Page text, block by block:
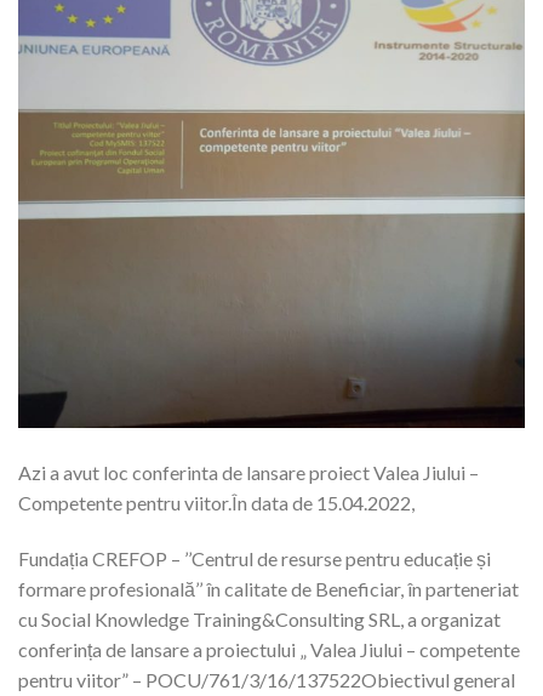
Azi a avut loc conferinta de lansare proiect Valea Jiului –
Competente pentru viitor.În data de 15.04.2022,
Fundația CREFOP – ’’Centrul de resurse pentru educație și
formare profesională’’ în calitate de Beneficiar, în parteneriat
cu Social Knowledge Training&Consulting SRL, a organizat
conferința de lansare a proiectului „ Valea Jiului – competente
pentru viitor” – POCU/761/3/16/137522Obiectivul general